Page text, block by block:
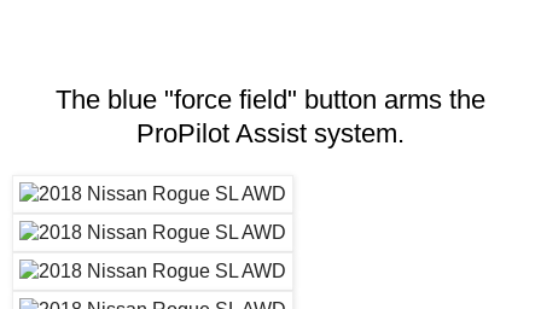
The blue "force field" button arms the
ProPilot Assist system.